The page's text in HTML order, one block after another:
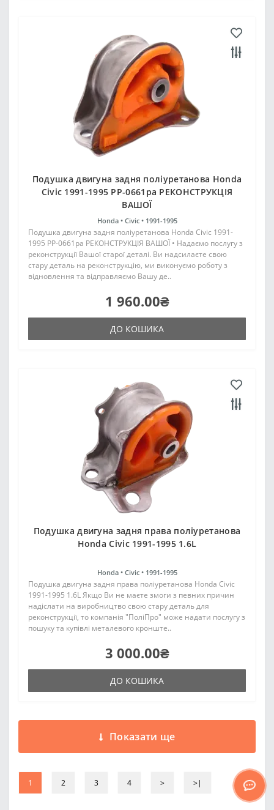
Подушка двигуна задня поліуретанова Honda
Civic 1991-1995 PP-0661pa РЕКОНСТРУКЦІЯ
ВАШОЇ
Honda • Civic • 1991-1995
Подушка двигуна задня поліуретанова Honda Civic 1991-
1995 PP-0661pa РЕКОНСТРУКЦІЯ ВАШОЇ • Надаємо послугу з
реконструкції Вашої старої деталі. Ви надсилаєте свою
стару деталь на реконструкцію, ми виконуємо роботу з
відновлення та відправляємо Вашу де..
1 960.00₴
ДО КОШИКА
Подушка двигуна задня права поліуретанова
Honda Civic 1991-1995 1.6L
Honda • Civic • 1991-1995
Подушка двигуна задня права поліуретанова Honda Civic
1991-1995 1.6L Якщо Ви не маєте змоги з певних причин
надіслати на виробництво свою стару деталь для
реконструкції, то компанія "ПоліПро" може надати послугу з
пошуку та купівлі металевого кронште..
3 000.00₴
ДО КОШИКА
Показати ще
1 2 3 4 > >|